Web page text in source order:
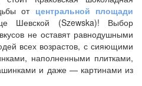
от центральной площади
Шевской (Szewska)! Выбор
не оставят равнодушными
всех возрастов, с сияющими
наполненными плитками,
и даже — картинами из